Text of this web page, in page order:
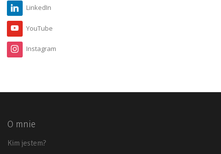
LinkedIn
YouTube
Instagram
O mnie
Kim jestem?